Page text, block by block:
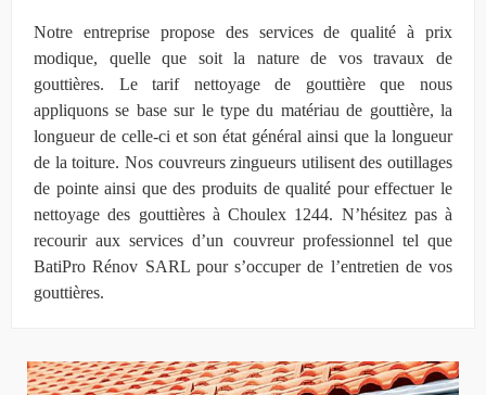
Notre entreprise propose des services de qualité à prix
modique, quelle que soit la nature de vos travaux de
gouttières. Le tarif nettoyage de gouttière que nous
appliquons se base sur le type du matériau de gouttière, la
longueur de celle-ci et son état général ainsi que la longueur
de la toiture. Nos couvreurs zingueurs utilisent des outillages
de pointe ainsi que des produits de qualité pour effectuer le
nettoyage des gouttières à Choulex 1244. N’hésitez pas à
recourir aux services d’un couvreur professionnel tel que
BatiPro Rénov SARL pour s’occuper de l’entretien de vos
gouttières.